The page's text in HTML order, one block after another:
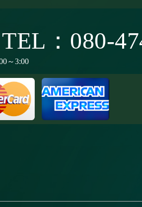
TEL：080-
～3:00